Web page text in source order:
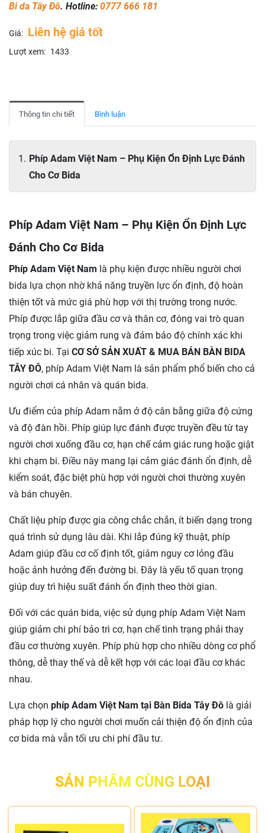
Bi da Tây Đô. Hotline: 0777 666 181
Giá: Liên hệ giá tốt
Lượt xem: 1433
Thông tin chi tiết Bình luận
Phíp Adam Việt Nam – Phụ Kiện Ổn Định Lực Đánh
Cho Cơ Bida
Phíp Adam Việt Nam – Phụ Kiện Ổn Định Lực
Đánh Cho Cơ Bida
Phíp Adam Việt Nam là phụ kiện được nhiều người chơi
bida lựa chọn nhờ khả năng truyền lực ổn định, độ hoàn
thiện tốt và mức giá phù hợp với thị trường trong nước.
Phíp được lắp giữa đầu cơ và thân cơ, đóng vai trò quan
trọng trong việc giảm rung và đảm bảo độ chính xác khi
tiếp xúc bi. Tại CƠ SỞ SẢN XUẤT & MUA BÁN BÀN BIDA
TÂY ĐÔ, phíp Adam Việt Nam là sản phẩm phổ biến cho cả
người chơi cá nhân và quán bida.
Ưu điểm của phíp Adam nằm ở độ cân bằng giữa độ cứng
và độ đàn hồi. Phíp giúp lực đánh được truyền đều từ tay
người chơi xuống đầu cơ, hạn chế cảm giác rung hoặc giật
khi chạm bi. Điều này mang lại cảm giác đánh ổn định, dễ
kiểm soát, đặc biệt phù hợp với người chơi thường xuyên
và bán chuyên.
Chất liệu phíp được gia công chắc chắn, ít biến dạng trong
quá trình sử dụng lâu dài. Khi lắp đúng kỹ thuật, phíp
Adam giúp đầu cơ cố định tốt, giảm nguy cơ lỏng đầu
hoặc ảnh hưởng đến đường bi. Đây là yếu tố quan trọng
giúp duy trì hiệu suất đánh ổn định theo thời gian.
Đối với các quán bida, việc sử dụng phíp Adam Việt Nam
giúp giảm chi phí bảo trì cơ, hạn chế tình trạng phải thay
đầu cơ thường xuyên. Phíp phù hợp cho nhiều dòng cơ phổ
thông, dễ thay thế và dễ kết hợp với các loại đầu cơ khác
nhau.
Lựa chọn phíp Adam Việt Nam tại Bàn Bida Tây Đô là giải
pháp hợp lý cho người chơi muốn cải thiện độ ổn định của
cơ bida mà vẫn tối ưu chi phí đầu tư.
SẢN PHẨM CÙNG LOẠI